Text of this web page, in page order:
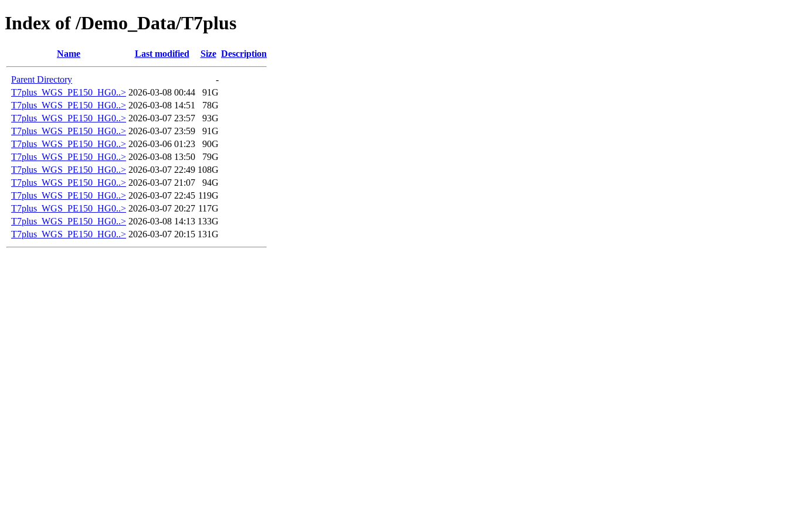
Index of /Demo_Data/T7plus
Name Last modified Size Description
Parent Directory
-
T7plus_WGS_PE150_HG0..> 2026-03-08 00:44
91G
T7plus_WGS_PE150_HG0..> 2026-03-08 14:51
78G
T7plus_WGS_PE150_HG0..> 2026-03-07 23:57
93G
T7plus_WGS_PE150_HG0..> 2026-03-07 23:59
91G
T7plus_WGS_PE150_HG0..> 2026-03-06 01:23
90G
T7plus_WGS_PE150_HG0..> 2026-03-08 13:50
79G
T7plus_WGS_PE150_HG0..> 2026-03-07 22:49 108G
T7plus_WGS_PE150_HG0..> 2026-03-07 21:07
94G
T7plus_WGS_PE150_HG0..> 2026-03-07 22:45 119G
T7plus_WGS_PE150_HG0..> 2026-03-07 20:27 117G
T7plus_WGS_PE150_HG0..> 2026-03-08 14:13 133G
T7plus_WGS_PE150_HG0..> 2026-03-07 20:15 131G